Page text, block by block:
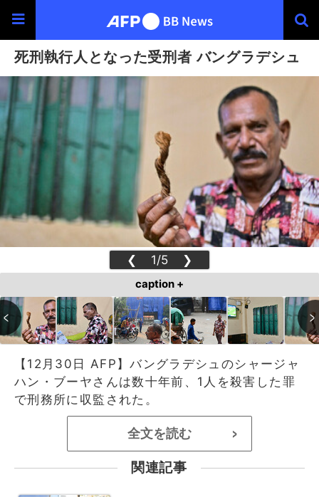
死刑執行人となった受刑者 バングラデシュ
❮ 1/5 ❯
caption +
【12月30日 AFP】バングラデシュのシャージャ
ハン・ブーヤさんは数十年前、1人を殺害した罪
で刑務所に収監された。
全文を読む >
関連記事